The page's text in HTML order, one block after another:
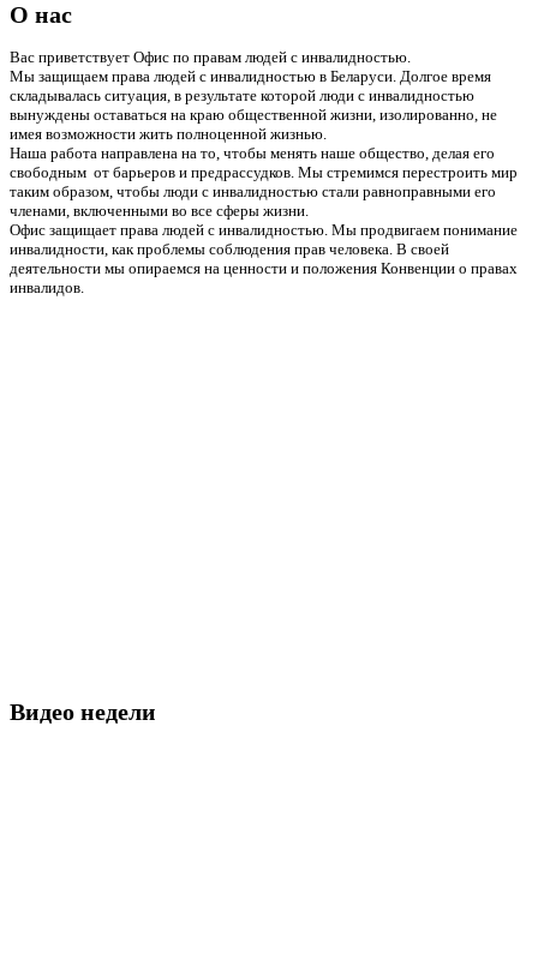
О нас
Вас приветствует Офис по правам людей с инвалидностью.
Мы защищаем права людей с инвалидностью в Беларуси. Долгое время
складывалась ситуация, в результате которой люди с инвалидностью
вынуждены оставаться на краю общественной жизни, изолированно, не
имея возможности жить полноценной жизнью.
Наша работа направлена на то, чтобы менять наше общество, делая его
свободным от барьеров и предрассудков. Мы стремимся перестроить мир
таким образом, чтобы люди с инвалидностью стали равноправными его
членами, включенными во все сферы жизни.
Офис защищает права людей с инвалидностью. Мы продвигаем понимание
инвалидности, как проблемы соблюдения прав человека. В своей
деятельности мы опираемся на ценности и положения Конвенции о правах
инвалидов.
Видео недели